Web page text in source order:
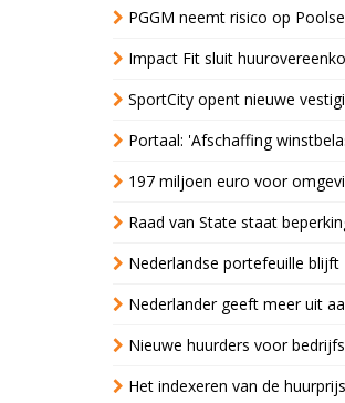
PGGM neemt risico op
Impact Fit sluit
SportCity opent nieuwe
Portaal: 'Afschaffing
197 miljoen euro voor
Raad van State staat
Nederlandse portefeuille
Nederlander geeft meer uit
Nieuwe huurders voor
Het indexeren van de